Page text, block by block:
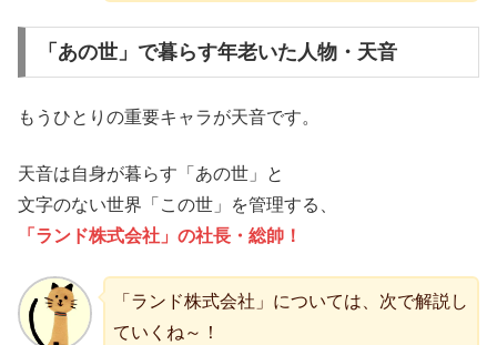
「あの世」で暮らす年老いた人物・天音
もうひとりの重要キャラが天音です。
天音は自身が暮らす「あの世」と
文字のない世界「この世」を管理する、
「ランド株式会社」の社長・総帥！
「ランド株式会社」については、次で解説し
ていくね～！